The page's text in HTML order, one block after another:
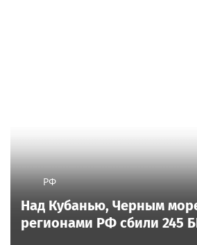
РФ
Над Кубанью, Черным
регионами РФ сбили 245